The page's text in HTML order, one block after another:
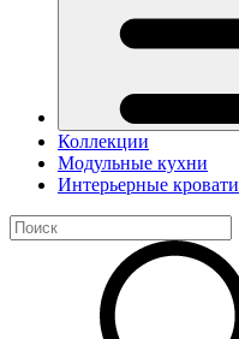
Коллекции
Модульные кухни
Интерьерные кровати